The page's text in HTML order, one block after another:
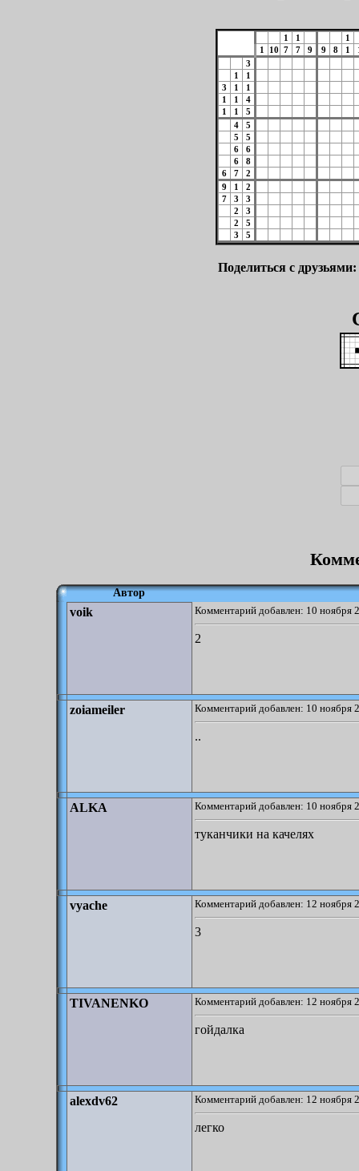
1 1
1
1
10 7 7 9 9 8 1
3
1
1
3
1
1
1
1
4
1
1
5
4
5
5
5
6
6
6
8
6
7
2
9
1
2
7
3
3
2
3
2
5
3
5
Поделиться с друзьями:
Автор
voik Комментарий добавлен: 10 ноября
2
zoiameiler Комментарий добавлен: 10 ноября
..
ALKA Комментарий добавлен: 10 ноября
туканчики на качелях
vyache Комментарий добавлен: 12 ноября
3
TIVANENKO Комментарий добавлен: 12 ноября
гойдалка
alexdv62 Комментарий добавлен: 12 ноября
легко